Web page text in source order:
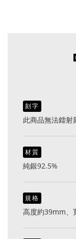
刻字
此商品無法鐳射
材質
純銀92.5%
規格
高度約39mm、